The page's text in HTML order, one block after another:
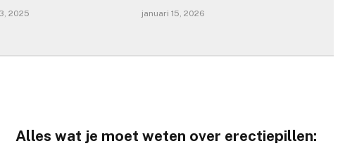
2025 januari 15, 2026
Alles wat je moet weten over erectiepillen: